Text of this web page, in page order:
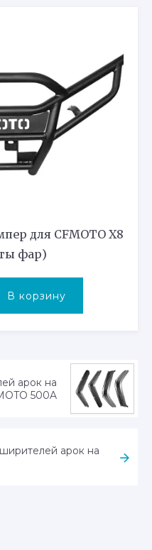
для CFMOTO X8
фар)
В корзину
арок на
500A
арок на